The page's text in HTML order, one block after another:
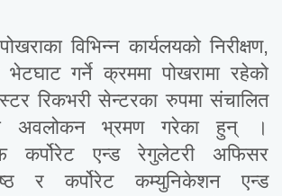
विभिन्न कार्यलयको निरीक्षण,
गर्ने क्रममा पोखरामा रहेको
रिकभरी सेन्टरका रुपमा संचालित
अवलोकन भ्रमण गरेका हुन् ।
कर्पोरेट एन्ड रेगुलेटरी अफिसर
र कर्पोरेट कम्युनिकेशन एन्ड